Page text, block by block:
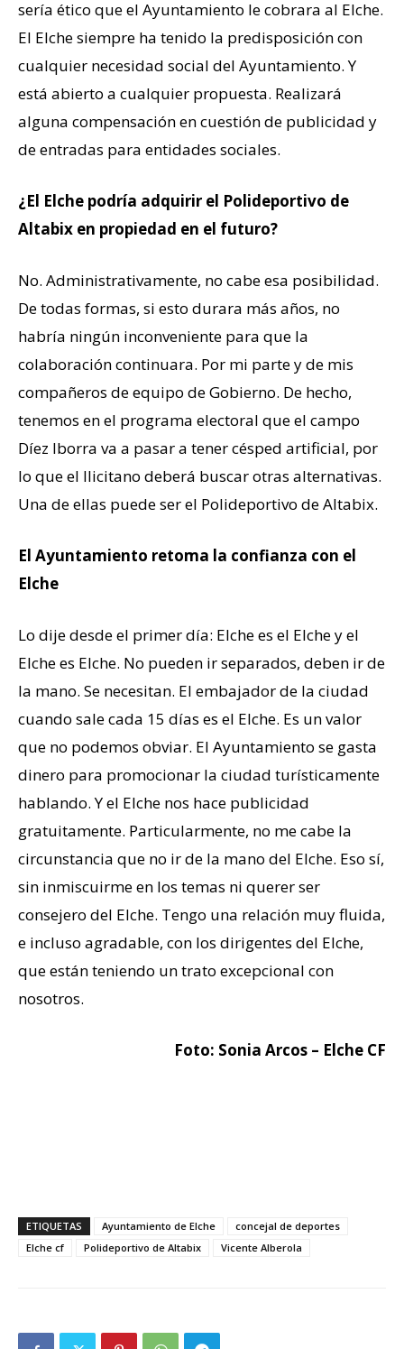
sería ético que el Ayuntamiento le cobrara al Elche.
El Elche siempre ha tenido la predisposición con
cualquier necesidad social del Ayuntamiento. Y
está abierto a cualquier propuesta. Realizará
alguna compensación en cuestión de publicidad y
de entradas para entidades sociales.
¿El Elche podría adquirir el Polideportivo de
Altabix en propiedad en el futuro?
No. Administrativamente, no cabe esa posibilidad.
De todas formas, si esto durara más años, no
habría ningún inconveniente para que la
colaboración continuara. Por mi parte y de mis
compañeros de equipo de Gobierno. De hecho,
tenemos en el programa electoral que el campo
Díez Iborra va a pasar a tener césped artificial, por
lo que el Ilicitano deberá buscar otras alternativas.
Una de ellas puede ser el Polideportivo de Altabix.
El Ayuntamiento retoma la confianza con el
Elche
Lo dije desde el primer día: Elche es el Elche y el
Elche es Elche. No pueden ir separados, deben ir de
la mano. Se necesitan. El embajador de la ciudad
cuando sale cada 15 días es el Elche. Es un valor
que no podemos obviar. El Ayuntamiento se gasta
dinero para promocionar la ciudad turísticamente
hablando. Y el Elche nos hace publicidad
gratuitamente. Particularmente, no me cabe la
circunstancia que no ir de la mano del Elche. Eso sí,
sin inmiscuirme en los temas ni querer ser
consejero del Elche. Tengo una relación muy fluida,
e incluso agradable, con los dirigentes del Elche,
que están teniendo un trato excepcional con
nosotros.
Foto: Sonia Arcos – Elche CF
ETIQUETAS Ayuntamiento de Elche
concejal de deportes
Elche cf
Polideportivo de Altabix Vicente Alberola